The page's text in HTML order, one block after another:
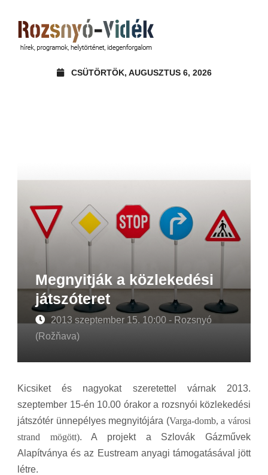
CSÜTÖRTÖK, AUGUSZTUS 6, 2026
Megnyitják a közlekedési
játszóteret
2013 szeptember 15. 10:00 - Rozsnyó
(Rožňava)
Kicsiket és nagyokat szeretettel várnak 2013.
szeptember 15-én 10.00 órakor a rozsnyói közlekedési
játszótér ünnepélyes megnyitójára (Varga-domb, a városi
strand mögött). A projekt a Szlovák Gázművek
Alapítványa és az Eustream anyagi támogatásával jött
létre.